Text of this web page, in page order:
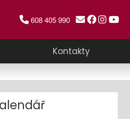
608 405 990
Kontakty